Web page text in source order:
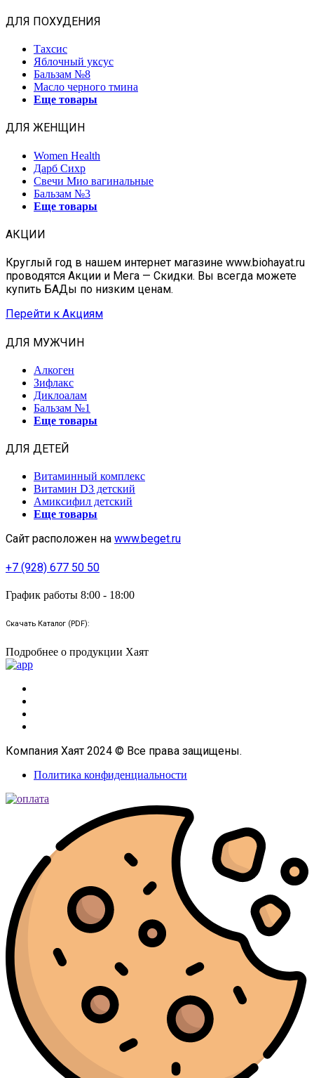
ДЛЯ ПОХУДЕНИЯ
Тахсис
Яблочный уксус
Бальзам №8
Масло черного тмина
Еще товары
ДЛЯ ЖЕНЩИН
Women Health
Дарб Сихр
Свечи Мио вагинальные
Бальзам №3
Еще товары
АКЦИИ
Круглый год в нашем интернет магазине www.biohayat.ru
проводятся Акции и Мега — Скидки. Вы всегда можете
купить БАДы по низким ценам.
Перейти к Акциям
ДЛЯ МУЖЧИН
Алкоген
Зифлакс
Диклоалам
Бальзам №1
Еще товары
ДЛЯ ДЕТЕЙ
Витаминный комплекс
Витамин D3 детский
Амиксифил детский
Еще товары
Сайт расположен на www.beget.ru
+7 (928) 677 50 50
График работы 8:00 - 18:00
Скачать Каталог (PDF):
Подробнее о продукции Хаят
Компания Хаят 2024 © Все права защищены.
Политика конфиденциальности